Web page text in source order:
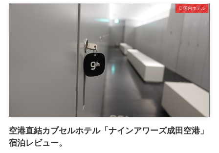
国内ホテル
空港直結カプセルホテル「ナインアワーズ成田空港」
宿泊レビュー。